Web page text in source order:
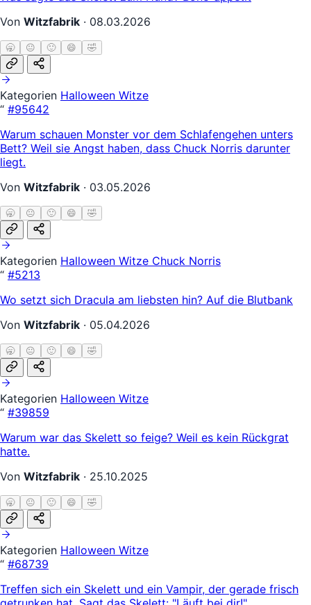
Von Witzfabrik · 08.03.2026
🥱 😐 🙂 😄 🤣
Kategorien Halloween Witze
“ #95642
Warum schauen Monster vor dem Schlafengehen unters
Bett? Weil sie Angst haben, dass Chuck Norris darunter
liegt.
Von Witzfabrik · 03.05.2026
🥱 😐 🙂 😄 🤣
Kategorien Halloween Witze Chuck Norris
“ #5213
Wo setzt sich Dracula am liebsten hin? Auf die Blutbank
Von Witzfabrik · 05.04.2026
🥱 😐 🙂 😄 🤣
Kategorien Halloween Witze
“ #39859
Warum war das Skelett so feige? Weil es kein Rückgrat
hatte.
Von Witzfabrik · 25.10.2025
🥱 😐 🙂 😄 🤣
Kategorien Halloween Witze
“ #68739
Treffen sich ein Skelett und ein Vampir, der gerade frisch